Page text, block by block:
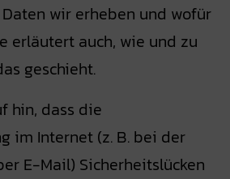
wir erheben und wofür
erläutert auch, wie und zu
geschieht.
hin, dass die
im Internet (z. B. bei der
E-Mail) Sicherheitslücken